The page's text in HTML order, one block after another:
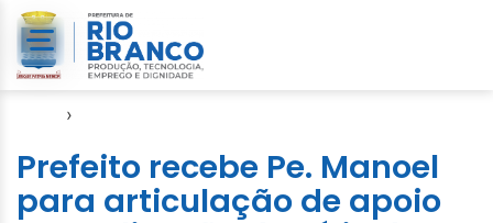
›
Prefeito recebe Pe. Manoel
para articulação de apoio